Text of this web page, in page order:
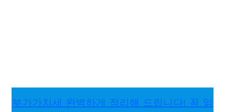
부가가치세 완벽하게 정리해 드립니다! 꼭 읽